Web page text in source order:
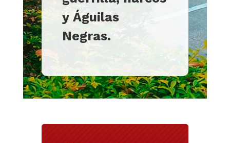
y Águilas
Negras.